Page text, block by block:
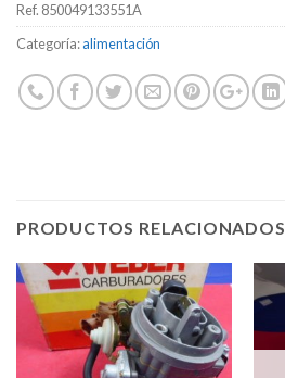
Ref. 850049133551A
Categoría:alimentación
PRODUCTOS RELACIONADOS